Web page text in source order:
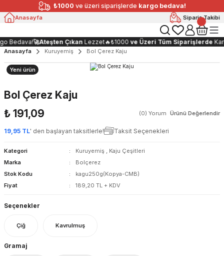
₺1000 ve üzeri siparişlerde kargo bedava!
Anasayfa Sipariş Takibi
Bedava!🚀Ateşten ÇıkanLezzet🔥₺1000ve Üzeri Tüm Siparişlerde
Anasayfa Kuruyemiş Bol Çerez Kaju
Yeni ürün
Bol Çerez Kaju
₺ 191,09
(0) Yorum Ürünü Değerlendir
19,95 TL' den başlayan taksitlerle! Taksit Seçenekleri
Kategori Kuruyemiş , Kaju Çeşitleri
Marka
Bolçerez
Stok Kodu
kagu250g(Kopya-CMB)
Fiyat
189,20 TL + KDV
Seçenekler
Çiğ Kavrulmuş
Gramaj